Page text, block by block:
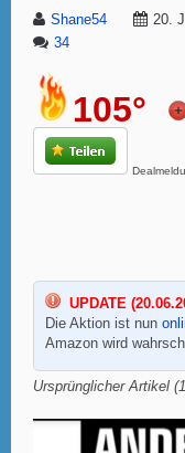
Shane54 20.
34
105°
UPDATE
Die Aktion ist nun
Amazon wird
Ursprünglicher Artikel